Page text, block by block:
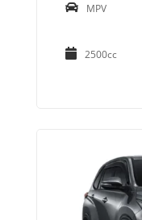
MPV
2500cc